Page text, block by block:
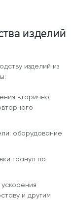
изделий
изделий из
вторично
оборудование
гранул по
и другим